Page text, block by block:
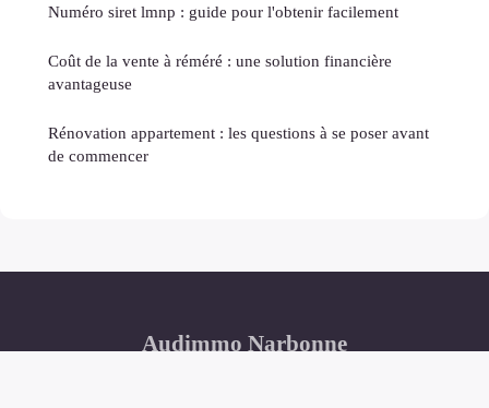
Numéro siret lmnp : guide pour l'obtenir facilement
Coût de la vente à réméré : une solution financière
avantageuse
Rénovation appartement : les questions à se poser avant
de commencer
Audimmo Narbonne